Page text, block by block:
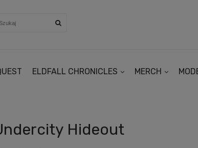
ELDFALL CHRONICLES MERCH
Hideout